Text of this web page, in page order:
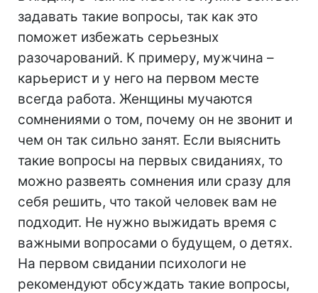
задавать такие вопросы, так как это
поможет избежать серьезных
разочарований. К примеру, мужчина –
карьерист и у него на первом месте
всегда работа. Женщины мучаются
сомнениями о том, почему он не звонит и
чем он так сильно занят. Если выяснить
такие вопросы на первых свиданиях, то
можно развеять сомнения или сразу для
себя решить, что такой человек вам не
подходит. Не нужно выжидать время с
важными вопросами о будущем, о детях.
На первом свидании психологи не
рекомендуют обсуждать такие вопросы,